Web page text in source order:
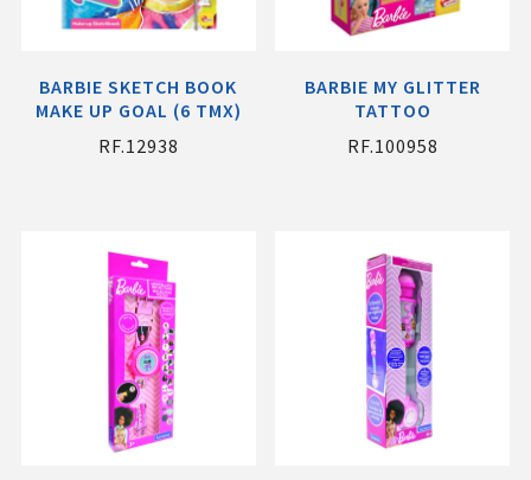
BARBIE SKETCH BOOK
MAKE UP GOAL (6 ΤΜΧ)
RF.12938
BARBIE MY GLITTER
TATTOO
RF.100958